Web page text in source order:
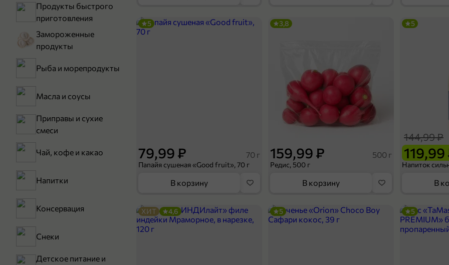
Продукты быстрого
приготовления
Замороженные
продукты
Рыба и морепродукты
Масла и соусы
Приправы и сухие
смеси
Чай, кофе и какао
Напитки
Консервация
Снеки
Детское питание и
79,99 ₽ 70 г
Папайя сушеная «Good fruit», 70 г
5
В корзину
159,99 ₽ 500 г
Редис, 500 г
3,8
В корзину
119,99
144,99 ₽
5
В
ХИТ 4,6 5 5